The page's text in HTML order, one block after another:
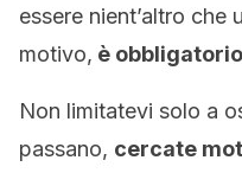
essere nient’altro che
motivo, è
Non limitatevi solo a
passano, cercate